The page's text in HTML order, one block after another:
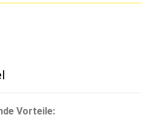
Vorteile: